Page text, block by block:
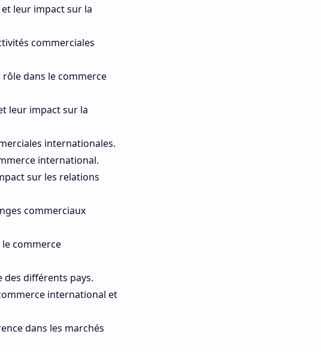
leur impact sur la
commerciales
dans le commerce
leur impact sur la
internationales.
international.
sur les relations
commerciaux
commerce
des différents pays.
international et
dans les marchés